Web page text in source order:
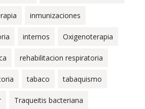
inmunizaciones
internos Oxigenoterapia
rehabilitacion respiratoria
tabaco tabaquismo
Traqueitis bacteriana